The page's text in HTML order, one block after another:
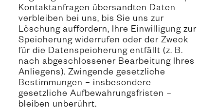
Kontaktanfragen übersandten Daten
verbleiben bei uns, bis Sie uns zur
Löschung auffordern, Ihre Einwilligung zur
Speicherung widerrufen oder der Zweck
für die Datenspeicherung entfällt (z. B.
nach abgeschlossener Bearbeitung Ihres
Anliegens). Zwingende gesetzliche
Bestimmungen – insbesondere
gesetzliche Aufbewahrungsfristen –
bleiben unberührt.